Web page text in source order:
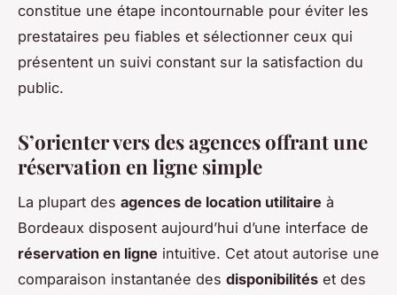
constitue une étape incontournable pour éviter les
prestataires peu fiables et sélectionner ceux qui
présentent un suivi constant sur la satisfaction du
public.
S’orienter vers des agences offrant une
réservation en ligne simple
La plupart des agences de location utilitaire à
Bordeaux disposent aujourd’hui d’une interface de
réservation en ligne intuitive. Cet atout autorise une
comparaison instantanée des disponibilités et des